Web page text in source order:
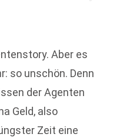
Aber es
so unschön. Denn
der Agenten
Geld, also
Zeit eine